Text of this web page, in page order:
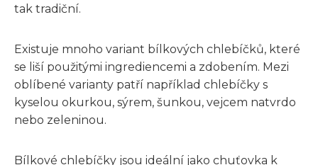
tak tradiční.
Existuje mnoho variant bílkových chlebíčků, které
se liší použitými ingrediencemi a zdobením. Mezi
oblíbené varianty patří například chlebíčky s
kyselou okurkou, sýrem, šunkou, vejcem natvrdo
nebo zeleninou.
Bílkové chlebíčky jsou ideální jako chuťovka k